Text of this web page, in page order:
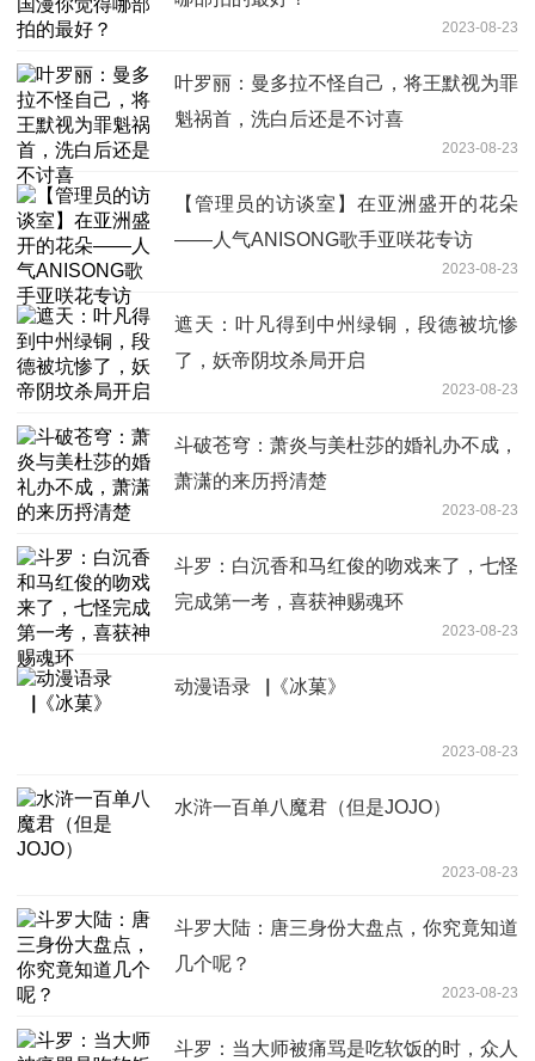
2023-08-23
叶罗丽：曼多拉不怪自己，将王默视为罪
魁祸首，洗白后还是不讨喜
2023-08-23
【管理员的访谈室】在亚洲盛开的花朵
——人气ANISONG歌手亚咲花专访
2023-08-23
遮天：叶凡得到中州绿铜，段德被坑惨
了，妖帝阴坟杀局开启
2023-08-23
斗破苍穹：萧炎与美杜莎的婚礼办不成，
萧潇的来历捋清楚
2023-08-23
斗罗：白沉香和马红俊的吻戏来了，七怪
完成第一考，喜获神赐魂环
2023-08-23
动漫语录▕《冰菓》
2023-08-23
水浒一百单八魔君（但是JOJO）
2023-08-23
斗罗大陆：唐三身份大盘点，你究竟知道
几个呢？
2023-08-23
斗罗：当大师被痛骂是吃软饭的时，众人